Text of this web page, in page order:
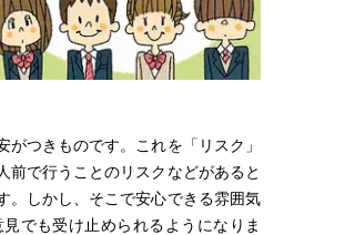
つきものです。これを「リスク」
前で行うことのリスクなどがあると
。しかし、そこで安心できる雰囲気
でも受け止められるようになりま